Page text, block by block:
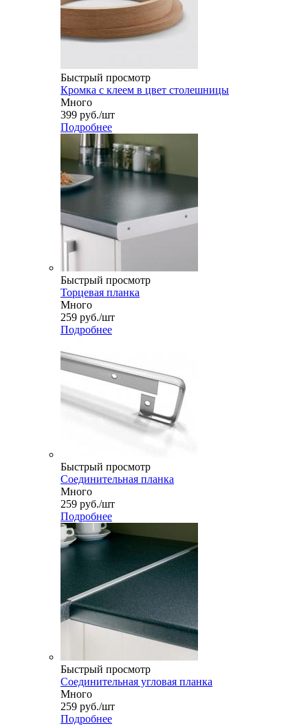
Быстрый просмотр
Кромка с клеем в цвет столешницы
Много
399 руб./шт
Подробнее
Быстрый просмотр
Торцевая планка
Много
259 руб./шт
Подробнее
Быстрый просмотр
Соединительная планка
Много
259 руб./шт
Подробнее
Быстрый просмотр
Соединительная угловая планка
Много
259 руб./шт
Подробнее